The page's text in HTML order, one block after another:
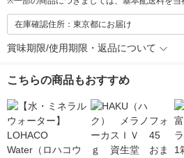
在庫確認住所：東京都にお届け
賞味期限/使用期限・返品について
こちらの商品もおすすめ